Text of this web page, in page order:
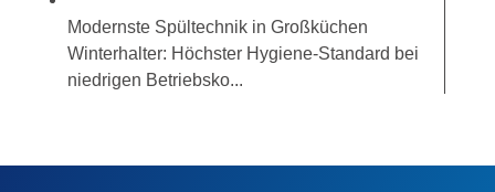
Modernste Spültechnik in Großküchen
Winterhalter: Höchster Hygiene-Standard bei
niedrigen Betriebsko...